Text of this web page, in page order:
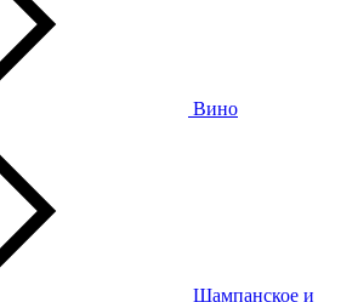
Вино
Шампанское и